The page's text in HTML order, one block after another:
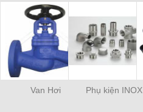
Van Hơi Phụ kiện INOX